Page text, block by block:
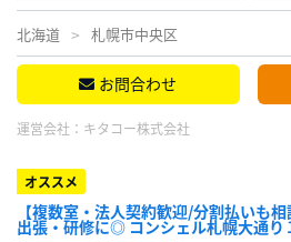
北海道 札幌市中央区
お問合わせ
運営会社： キタコー株式会社
オススメ
【複数室・法人契約歓迎/分割払いも
出張・研修に◎ コンシェル札幌大通り